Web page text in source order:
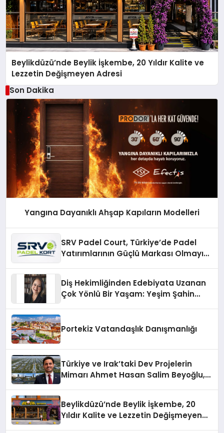
Beylikdüzü’nde Beylik İşkembe, 20 Yıldır Kalite ve
Lezzetin Değişmeyen Adresi
Son Dakika
Yangına Dayanıklı Ahşap Kapıların Modelleri
SRV Padel Court, Türkiye’de Padel
Yatırımlarının Güçlü Markası Olmayı
Diş Hekimliğinden Edebiyata Uzanan
Çok Yönlü Bir Yaşam: Yeşim Şahin
Portekiz Vatandaşlık Danışmanlığı
Türkiye ve Irak’taki Dev Projelerin
Mimarı Ahmet Hasan Salim Beyoğlu,
Hayata Geçirecek
Beylikdüzü’nde Beylik İşkembe, 20
Yıldır Kalite ve Lezzetin Değişmeyen